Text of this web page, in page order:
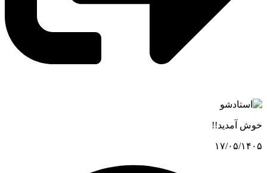
خوش آمدید!!
۱۷/۰۵/۱۴۰۵